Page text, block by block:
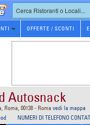
OFFERTE / SCONTI
Autosnack
Roma, 00138 - Roma vedi la mappa
NUMERI DI TELEFONO